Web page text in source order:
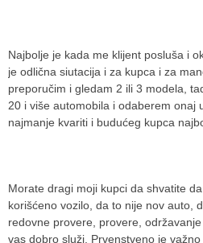
Najbolje je kada me klijent posluša i
je odlična siutacija i za kupca i za
preporučim i gledam 2 ili 3 modela,
20 i više automobila i odaberem onaj
najmanje kvariti i budućeg kupca
Morate dragi moji kupci da shvatite
korišćeno vozilo, da to nije nov auto,
redovne provere, provere,
vas dobro služi. Prvenstveno je